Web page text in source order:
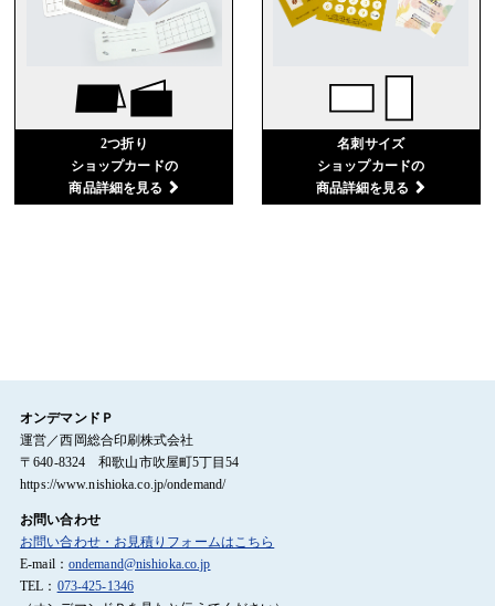
2つ折り
ショップカードの
商品詳細を見る
名刺サイズ
ショップカードの
商品詳細を見る
オンデマンドＰ
運営／西岡総合印刷株式会社
〒640-8324 和歌山市吹屋町5丁目54
https://www.nishioka.co.jp/ondemand/
お問い合わせ
お問い合わせ・お見積りフォームはこちら
E-mail： ondemand@nishioka.co.jp
TEL： 073-425-1346